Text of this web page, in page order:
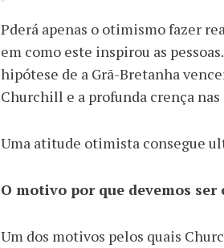
Pderá apenas o otimismo fazer
em como este inspirou as
hipótese de a Grã-Bretanha
Churchill e a profunda crença nas
Uma atitude otimista consegue
O motivo por que devemos
Um dos motivos pelos quais